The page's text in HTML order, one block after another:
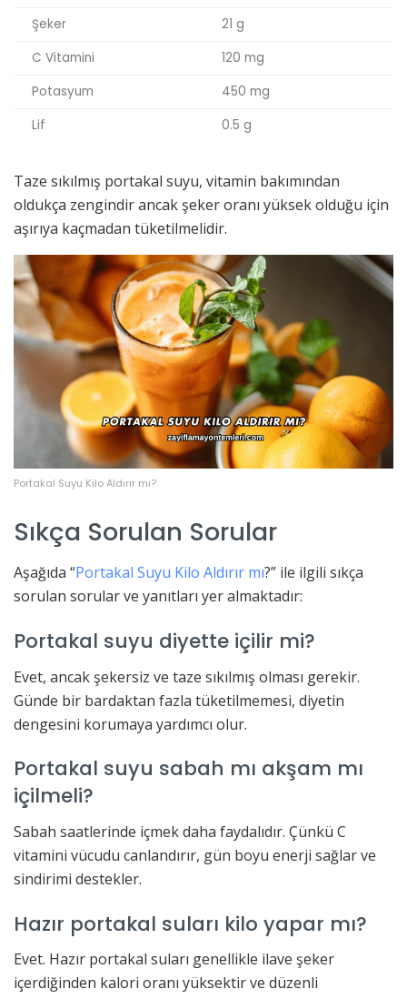
Şeker
21 g
C Vitamini
120 mg
Potasyum
450 mg
Lif
0.5 g
Taze sıkılmış portakal suyu, vitamin bakımından
oldukça zengindir ancak şeker oranı yüksek olduğu için
aşırıya kaçmadan tüketilmelidir.
Portakal Suyu Kilo Aldırır mı?
Sıkça Sorulan Sorular
Aşağıda “Portakal Suyu Kilo Aldırır mı?” ile ilgili sıkça
sorulan sorular ve yanıtları yer almaktadır:
Portakal suyu diyette içilir mi?
Evet, ancak şekersiz ve taze sıkılmış olması gerekir.
Günde bir bardaktan fazla tüketilmemesi, diyetin
dengesini korumaya yardımcı olur.
Portakal suyu sabah mı akşam mı
içilmeli?
Sabah saatlerinde içmek daha faydalıdır. Çünkü C
vitamini vücudu canlandırır, gün boyu enerji sağlar ve
sindirimi destekler.
Hazır portakal suları kilo yapar mı?
Evet. Hazır portakal suları genellikle ilave şeker
içerdiğinden kalori oranı yüksektir ve düzenli